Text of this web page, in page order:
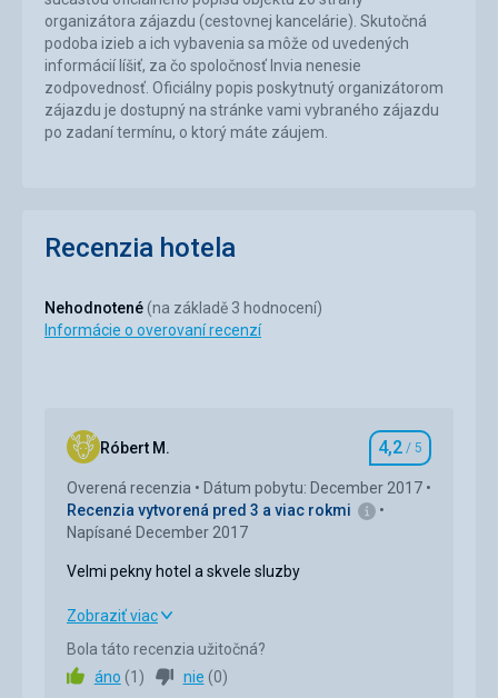
organizátora zájazdu (cestovnej kancelárie). Skutočná
podoba izieb a ich vybavenia sa môže od uvedených
informácií líšiť, za čo spoločnosť Invia nenesie
zodpovednosť. Oficiálny popis poskytnutý organizátorom
zájazdu je dostupný na stránke vami vybraného zájazdu
po zadaní termínu, o ktorý máte záujem.
Recenzia hotela
Nehodnotené (na základě 3 hodnocení)
Informácie o overovaní recenzí
Róbert M. Hodnotenie
4,2 / 5
Overená recenzia
Dátum pobytu: December 2017
Recenzia vytvorená pred 3 a viac rokmi
Napísané December 2017
Velmi pekny hotel a skvele sluzby
Velmi pekny hotel a skvele sluzby
Strava
Zobraziť viac
Bola táto recenzia užitočná?
áno (1) nie (0)